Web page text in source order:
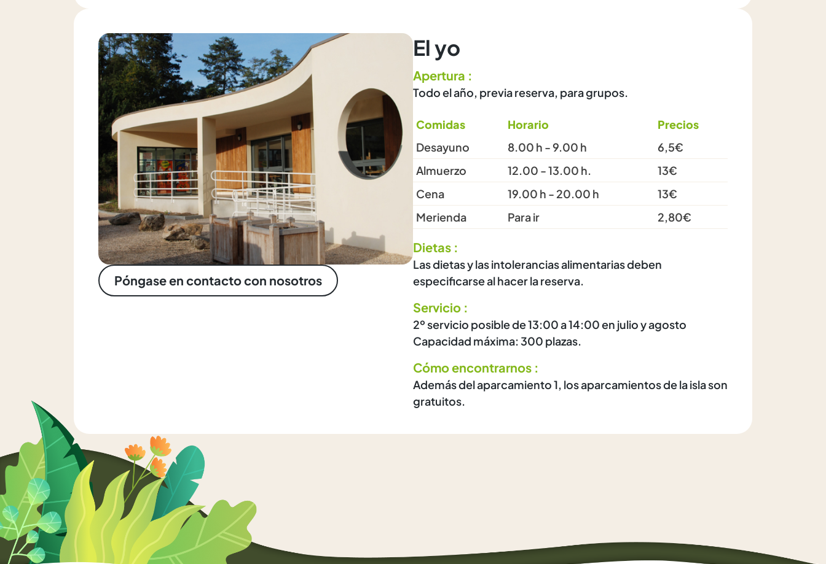
Póngase en contacto con nosotros
El yo
Apertura :
Todo el año, previa reserva, para grupos.
Comidas Horario
Precios
Desayuno
8.00 h - 9.00 h
6,5€
Almuerzo
12.00 - 13.00 h.
13€
Cena
19.00 h - 20.00 h
13€
Merienda
Para ir 2,80€
Dietas :
Las dietas y las intolerancias alimentarias deben
especificarse al hacer la reserva.
Servicio :
2º servicio posible de 13:00 a 14:00 en julio y agosto
Capacidad máxima: 300 plazas.
Cómo encontrarnos :
Además del aparcamiento 1, los aparcamientos de la isla son
gratuitos.